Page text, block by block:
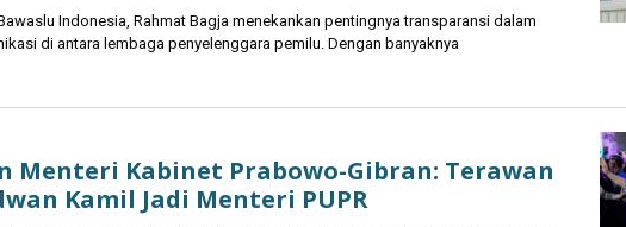
Indonesia, Rahmat Bagja menekankan pentingnya transparansi dalam
di antara lembaga penyelenggara pemilu. Dengan banyaknya
Menteri Kabinet Prabowo-Gibran: Terawan
Kamil Jadi Menteri PUPR